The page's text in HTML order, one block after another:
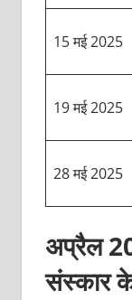
15 मई 2025
19 मई 2025
28 मई 2025
अप्रैल
संस्कार